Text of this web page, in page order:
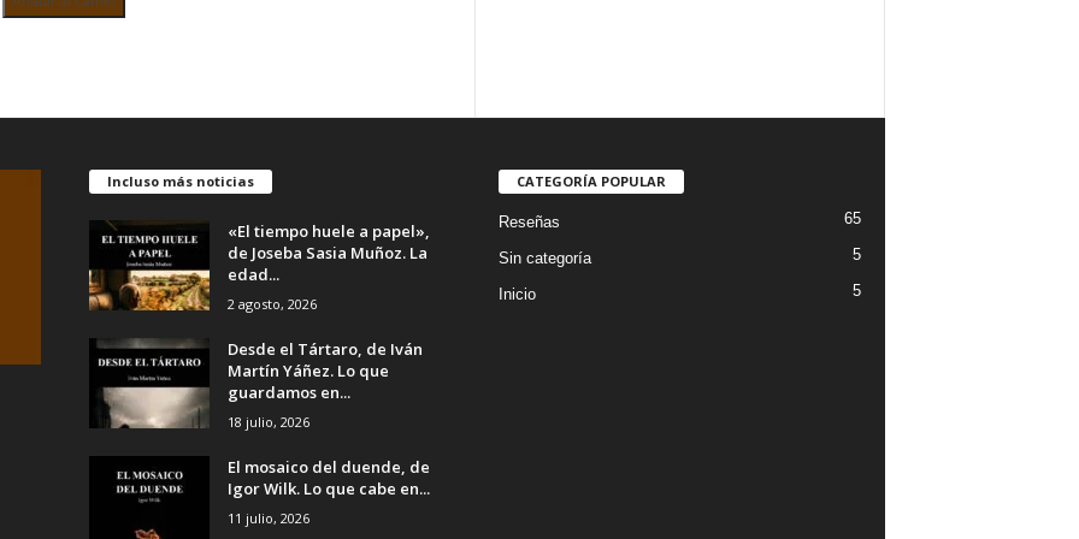
Incluso más noticias
«El tiempo huele a papel»,
de Joseba Sasia Muñoz. La
edad...
2 agosto, 2026
Desde el Tártaro, de Iván
Martín Yáñez. Lo que
guardamos en...
18 julio, 2026
El mosaico del duende, de
Igor Wilk. Lo que cabe en...
11 julio, 2026
CATEGORÍA POPULAR
Reseñas 65
Sin categoría 5
Inicio 5